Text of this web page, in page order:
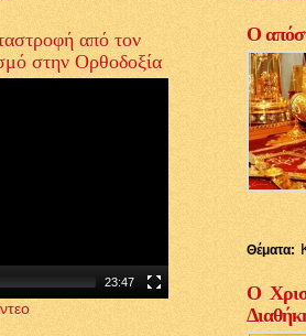
από τον
στην Ορθοδοξία
23:47
Ο
Θέματα:
Ο